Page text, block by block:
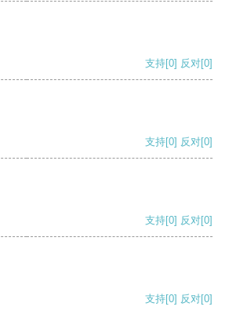
支持[0] 反对[0]
支持[0] 反对[0]
支持[0] 反对[0]
支持[0] 反对[0]